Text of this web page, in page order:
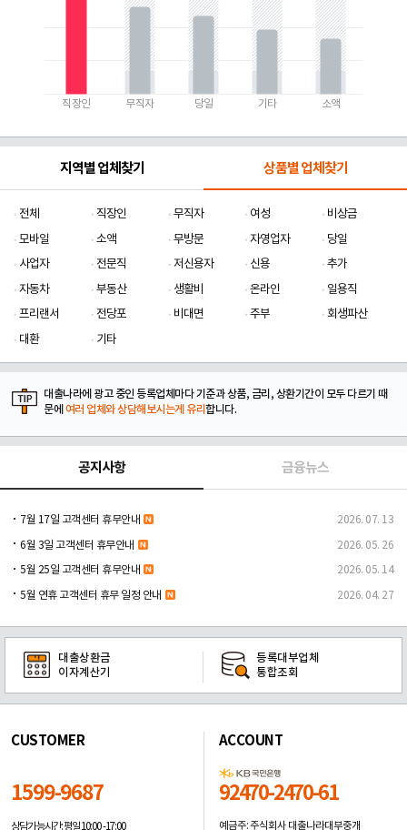
직장인 무직자 당일 기타 소액
지역별 업체찾기 상품별 업체찾기
전체 직장인 무직자 여성
비상금
모바일
소액 무방문 자영업자
당일
사업자
전문직 저신용자 신용
추가
자동차
부동산 생활비 온라인
일용직
프리랜서
전당포 비대면 주부
회생파산
대환
기타
대출나라에 광고 중인 등록업체마다 기준과 상품, 금리, 상환기간이 모두 다르기 때
문에 여러 업체와 상담해보시는게 유리합니다.
공지사항 금융뉴스
7월 17일 고객센터 휴무안내 2026. 07. 13
6월 3일 고객센터 휴무안내 2026. 05. 26
5월 25일 고객센터 휴무안내 2026. 05. 14
5월 연휴 고객센터 휴무 일정 안내 2026. 04. 27
대출상환금
이자계산기
등록대부업체
통합조회
CUSTOMER
1599-9687
상담가능시간: 평일10:00 -17:00
ACCOUNT
92470-2470-61
예금주: 주식회사 대출나라대부중개